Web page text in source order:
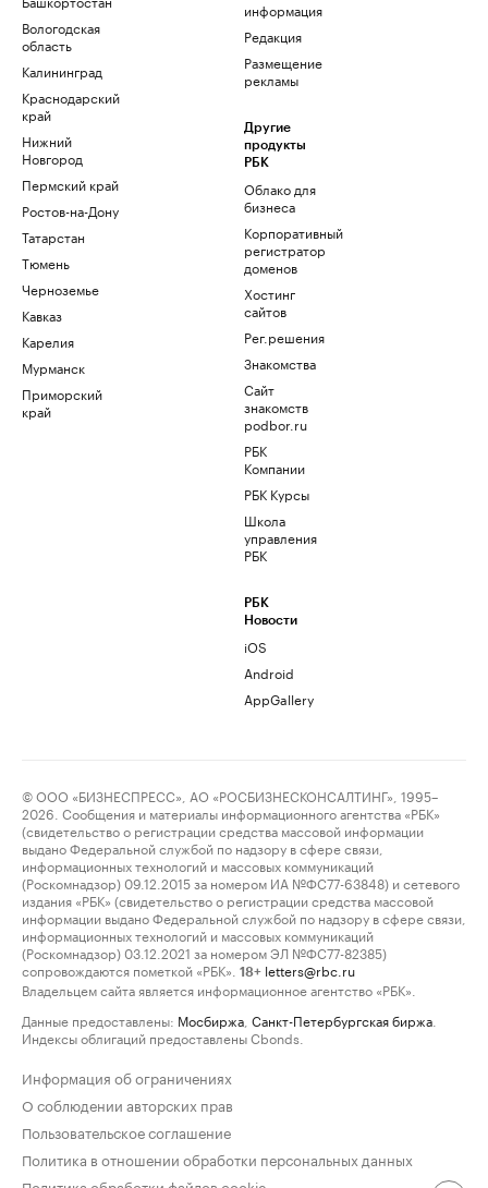
Вологодская
область
Калининград
Краснодарский
край
Нижний
Новгород
Пермский край
Ростов-на-Дону
Татарстан
Тюмень
Черноземье
Кавказ
Карелия
Мурманск
Приморский
край
информация
Редакция
Размещение
рекламы
Другие
продукты
РБК
Облако для
бизнеса
Корпоративный
регистратор
доменов
Хостинг
сайтов
Рег.решения
Знакомства
Сайт
знакомств
podbor.ru
РБК
Компании
РБК Курсы
Школа
управления
РБК
РБК
Новости
iOS
Android
AppGallery
© ООО «БИЗНЕСПРЕСС», АО «РОСБИЗНЕСКОНСАЛТИНГ», 1995–
2026. Сообщения и материалы информационного агентства «РБК»
(свидетельство о регистрации средства массовой информации
выдано Федеральной службой по надзору в сфере связи,
информационных технологий и массовых коммуникаций
(Роскомнадзор) 09.12.2015 за номером ИА №ФС77-63848) и сетевого
издания «РБК» (свидетельство о регистрации средства массовой
информации выдано Федеральной службой по надзору в сфере связи,
информационных технологий и массовых коммуникаций
(Роскомнадзор) 03.12.2021 за номером ЭЛ №ФС77-82385)
сопровождаются пометкой «РБК».
18+ letters@rbc.ru
Владельцем сайта является информационное агентство «РБК».
Данные предоставлены: Мосбиржа Санкт-Петербургская биржа
Индексы облигаций предоставлены Cbonds.
Информация об ограничениях
О соблюдении авторских прав
Пользовательское соглашение
Политика в отношении обработки персональных данных